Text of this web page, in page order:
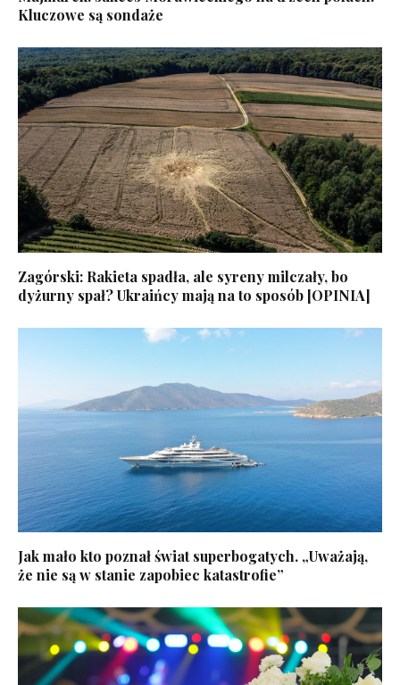
Kluczowe są sondaże
Zagórski: Rakieta spadła, ale syreny milczały, bo
dyżurny spał? Ukraińcy mają na to sposób [OPINIA]
Jak mało kto poznał świat superbogatych. „Uważają,
że nie są w stanie zapobiec katastrofie”